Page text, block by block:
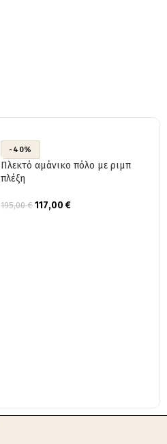
-40%
Πλεκτό αμάνικο πόλο με ριμπ
πλέξη
195,00€ 117,00€